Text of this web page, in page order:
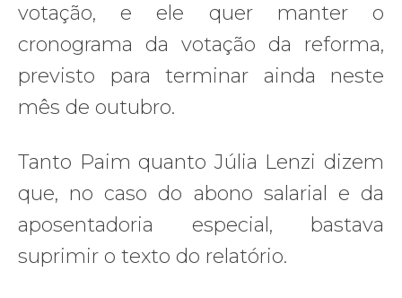
votação, e ele quer manter o
cronograma da votação da reforma,
previsto para terminar ainda neste
mês de outubro.
Tanto Paim quanto Júlia Lenzi dizem
que, no caso do abono salarial e da
aposentadoria especial, bastava
suprimir o texto do relatório.